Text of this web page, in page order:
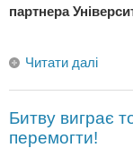
партнера
Читати далі
Битву виграє
перемогти!